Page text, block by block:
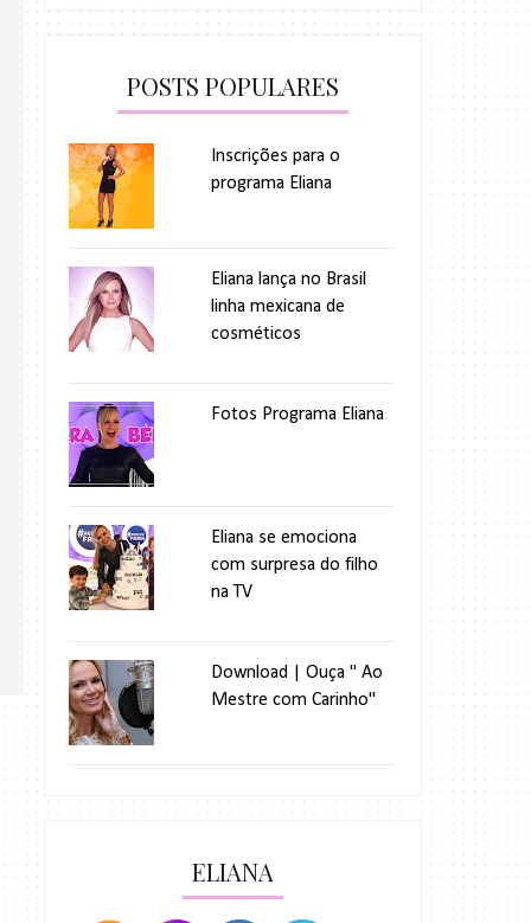
POSTS POPULARES
Inscrições para o
programa Eliana
Eliana lança no Brasil
linha mexicana de
cosméticos
Fotos Programa Eliana
Eliana se emociona
com surpresa do filho
na TV
Download | Ouça " Ao
Mestre com Carinho"
ELIANA